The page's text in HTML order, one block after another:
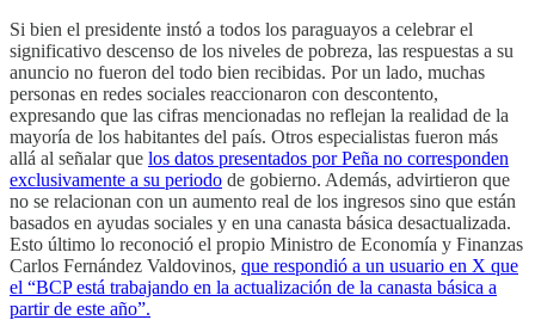
Si bien el presidente instó a todos los paraguayos a celebrar el
significativo descenso de los niveles de pobreza, las respuestas a su
anuncio no fueron del todo bien recibidas. Por un lado, muchas
personas en redes sociales reaccionaron con descontento,
expresando que las cifras mencionadas no reflejan la realidad de la
mayoría de los habitantes del país. Otros especialistas fueron más
allá al señalar que los datos presentados por Peña no corresponden
exclusivamente a su periodo de gobierno. Además, advirtieron que
no se relacionan con un aumento real de los ingresos sino que están
basados en ayudas sociales y en una canasta básica desactualizada.
Esto último lo reconoció el propio Ministro de Economía y Finanzas
Carlos Fernández Valdovinos, que respondió a un usuario en X que
el “BCP está trabajando en la actualización de la canasta básica a
partir de este año”.